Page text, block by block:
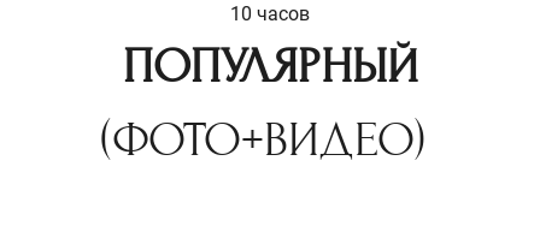
10 часов
ПОПУЛЯРНЫЙ
(ФОТО+ВИДЕО)